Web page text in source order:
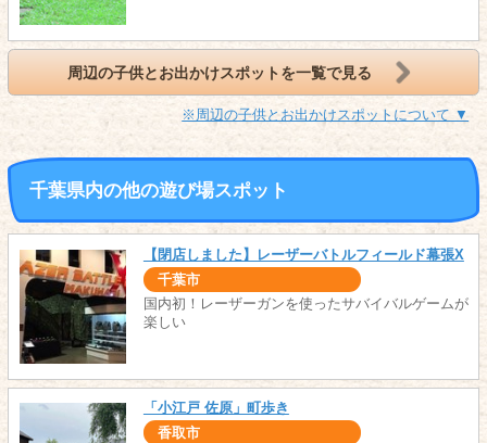
周辺の子供とお出かけスポットを一覧で見る
※周辺の子供とお出かけスポットについて ▼
千葉県内の他の遊び場スポット
【閉店しました】レーザーバトルフィールド幕張X
千葉市
国内初！レーザーガンを使ったサバイバルゲームが
楽しい
「小江戸 佐原」町歩き
香取市